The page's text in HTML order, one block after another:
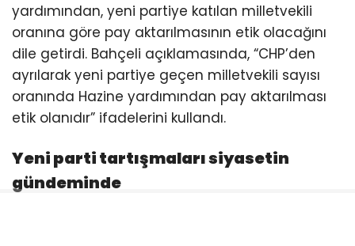
yardımından, yeni partiye katılan milletvekili
oranına göre pay aktarılmasının etik olacağını
dile getirdi. Bahçeli açıklamasında, “CHP’den
ayrılarak yeni partiye geçen milletvekili sayısı
oranında Hazine yardımından pay aktarılması
etik olanıdır” ifadelerini kullandı.
Yeni parti tartışmaları siyasetin
gündeminde